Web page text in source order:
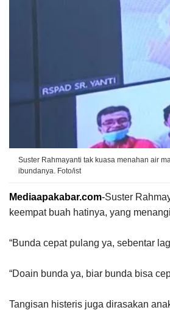
Suster Rahmayanti tak kuasa menahan air
ibundanya. Foto/ist
Mediaapakabar.com-Suster
keempat buah hatinya, yang
“Bunda cepat pulang ya, sebentar
“Doain bunda ya, biar bunda bisa
Tangisan histeris juga dirasakan